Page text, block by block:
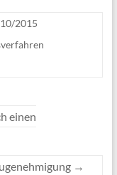
2015
einen
→